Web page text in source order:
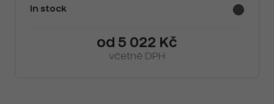
In stock
od 5 022 Kč
včetně DPH